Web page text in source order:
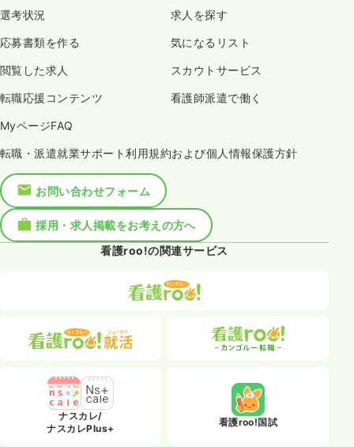
選考状況 求人を探す
応募書類を作る 気になるリスト
閲覧した求人 スカウトサービス
転職応援コンテンツ 看護師派遣で働く
MyページFAQ
転職・派遣就業サポート利用規約および個人情報保護方針
お問い合わせフォーム
採用・求人掲載をお考えの方へ
看護roo!の関連サービス
ナスカレ/
ナスカレPlus+
看護roo!国試